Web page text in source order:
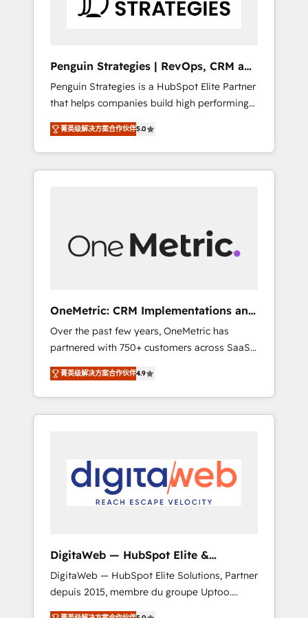
s'appelle l'Entreprise Augmentée. Ce n'est pas
Pas pour remplacer l'humain, mais pour
l'augmenter. Chez Ideagency, nous
accompagnons cette transformation. D'abord
les fondations : des données unifiées, des
processus alignés. Ensuite l'augmentation :
l'IA là où elle crée de la valeur. Et surtout :
l'humain qui reste au centre. Parce que la
Penguin Strategies | RevOps, CRM and
AI
Penguin Strategies is a HubSpot Elite Partner
that helps companies build high performing
revenue operations across complex sales
cycles, multi system environments and global
SaaS or manufacturing teams. Trusted by
leading enterprises and fast growing scale
architecture 🔗 CRM migrations & End to end
integrations 🤖 AI workflows & enrichment 📘
rely on for scalable revenue insights.
菁英级解决方案合作伙伴5.0
OneMetric: CRM Implementations and
GTM engineering
Over the past few years, OneMetric has
partnered with 750+ customers across SaaS,
fintech, healthcare, real estate, and other
industries. With 150+ HubSpot-certified
experts, we deliver scalable solutions to
complex GTM and RevOps challenges. Our
smooth setup tailored to your GTM motion.
🔹 Migrations: Move from other CRMs to
HubSpot without data loss or downtime. 🔹
stack for better adoption. 🔹 Custom
Solutions: Build tailored apps, workflows, and
configurations. We are SOC 2 Type II and ISO
27001 certified, reinforcing our commitment
菁英级解决方案合作伙伴4.9
DigitaWeb — HubSpot Elite &
Intégrations ERP
DigitaWeb — HubSpot Elite Solutions, Partner
depuis 2015, membre du groupe Uptoo.
Nous aidons les ETI et PME B2B à unifier